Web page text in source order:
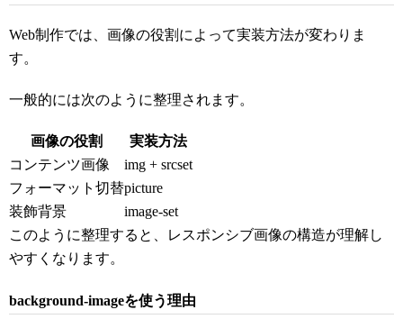
Web制作では、画像の役割によって実装方法が変わりま
す。
一般的には次のように整理されます。
画像の役割
実装方法
コンテンツ画像
img + srcset
フォーマット切替picture
装飾背景
image-set
このように整理すると、レスポンシブ画像の構造が理解し
やすくなります。
background-imageを使う理由